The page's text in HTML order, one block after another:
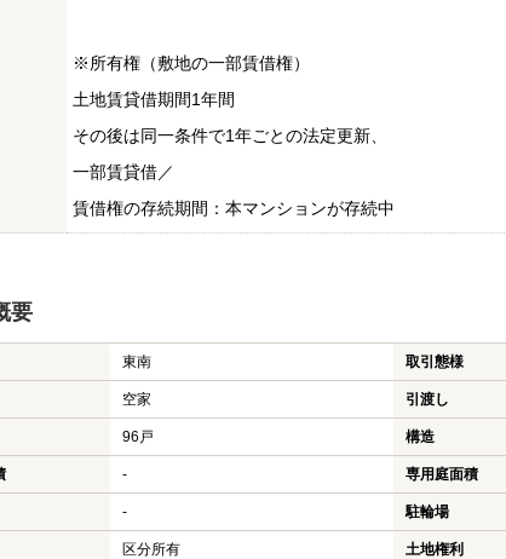
※所有権（敷地の一部賃借権）
土地賃貸借期間1年間
その後は同一条件で1年ごとの法定更新、
一部賃貸借／
賃借権の存続期間：本マンションが存続中
要
東南 取引態様
空家 引渡し
96戸 構造
- 専用庭面積
- 駐輪場
区分所有 土地権利